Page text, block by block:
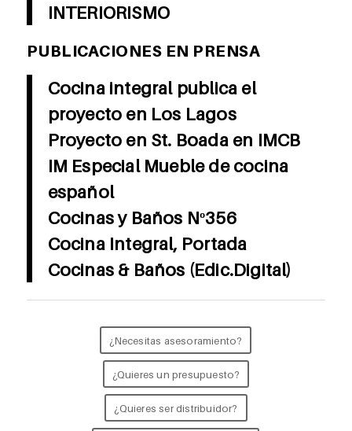
INTERIORISMO
PUBLICACIONES EN PRENSA
Cocina integral publica el
proyecto en Los Lagos
Proyecto en St. Boada en IMCB
IM Especial Mueble de cocina
español
Cocinas y Baños Nº356
Cocina Integral, Portada
Cocinas & Baños (Edic.Digital)
¿Necesitas asesoramiento?
¿Quieres un presupuesto?
¿Quieres ser distribuidor?